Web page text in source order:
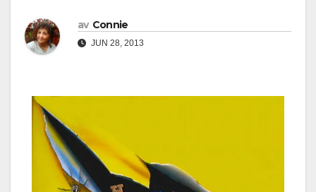
av Connie
JUN 28, 2013